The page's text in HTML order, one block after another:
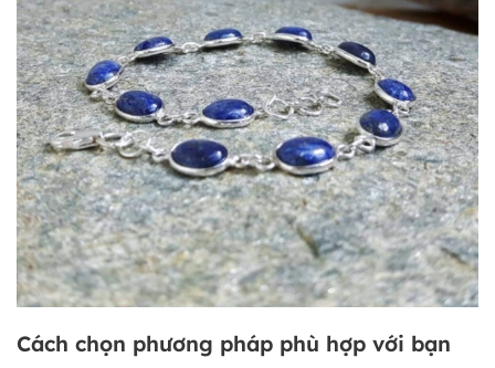
Cách chọn phương pháp phù hợp với bạn